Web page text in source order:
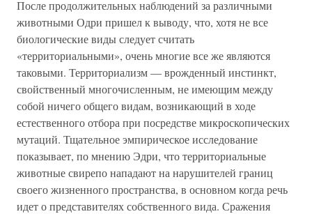
После продолжительных наблюдений за различными
животными Одри пришел к выводу, что, хотя не все
биологические виды следует считать
«территориальными», очень многие все же являются
таковыми. Территориализм — врожденный инстинкт,
свойственный многочисленным, не имеющим между
собой ничего общего видам, возникающий в ходе
естественного отбора при посредстве микроскопических
мутаций. Тщательное эмпирическое исследование
показывает, по мнению Эдри, что территориальные
животные свирепо нападают на нарушителей границ
своего жизненного пространства, в основном когда речь
идет о представителях собственного вида. Сражения